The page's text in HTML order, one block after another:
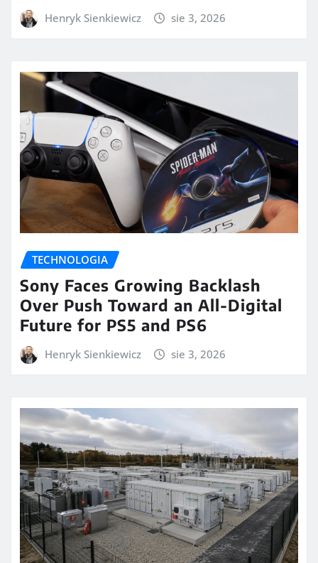
Henryk Sienkiewicz sie 3, 2026
TECHNOLOGIA
Sony Faces Growing Backlash
Over Push Toward an All-Digital
Future for PS5 and PS6
Henryk Sienkiewicz sie 3, 2026